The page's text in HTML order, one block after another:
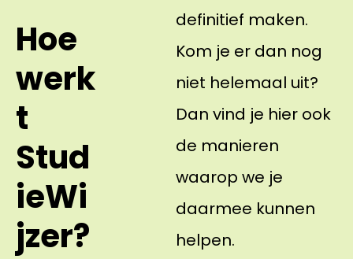
Hoe
werk
t
Stud
ieWi
jzer?
definitief maken.
Kom je er dan nog
niet helemaal uit?
Dan vind je hier ook
de manieren
waarop we je
daarmee kunnen
helpen.